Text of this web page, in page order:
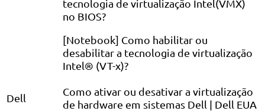
tecnologia de virtualização Intel(VMX)
no BIOS?
[Notebook] Como habilitar ou
desabilitar a tecnologia de virtualização
Intel® (VT-x)?
Dell
Como ativar ou desativar a virtualização
de hardware em sistemas Dell | Dell EUA